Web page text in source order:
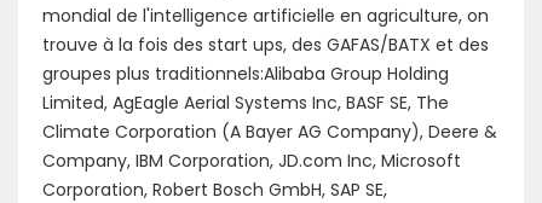
mondial de l'intelligence artificielle en agriculture, on
trouve à la fois des start ups, des GAFAS/BATX et des
groupes plus traditionnels:Alibaba Group Holding
Limited, AgEagle Aerial Systems Inc, BASF SE, The
Climate Corporation (A Bayer AG Company), Deere &
Company, IBM Corporation, JD.com Inc, Microsoft
Corporation, Robert Bosch GmbH, SAP SE,